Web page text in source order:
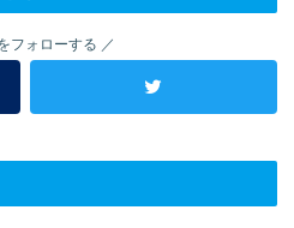
フォローする